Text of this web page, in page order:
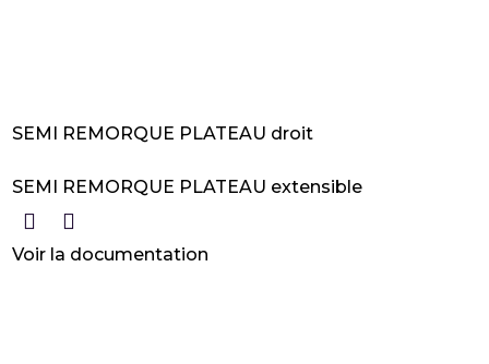
SEMI REMORQUE PLATEAU droit
SEMI REMORQUE PLATEAU extensible
 
Voir la documentation